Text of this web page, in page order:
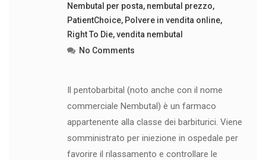
Nembutal per posta, nembutal prezzo,
PatientChoice, Polvere in vendita online,
Right To Die,vendita nembutal
No Comments
Il pentobarbital (noto anche con il nome
commerciale Nembutal) è un farmaco
appartenente alla classe dei barbiturici. Viene
somministrato per iniezione in ospedale per
favorire il rilassamento e controllare le